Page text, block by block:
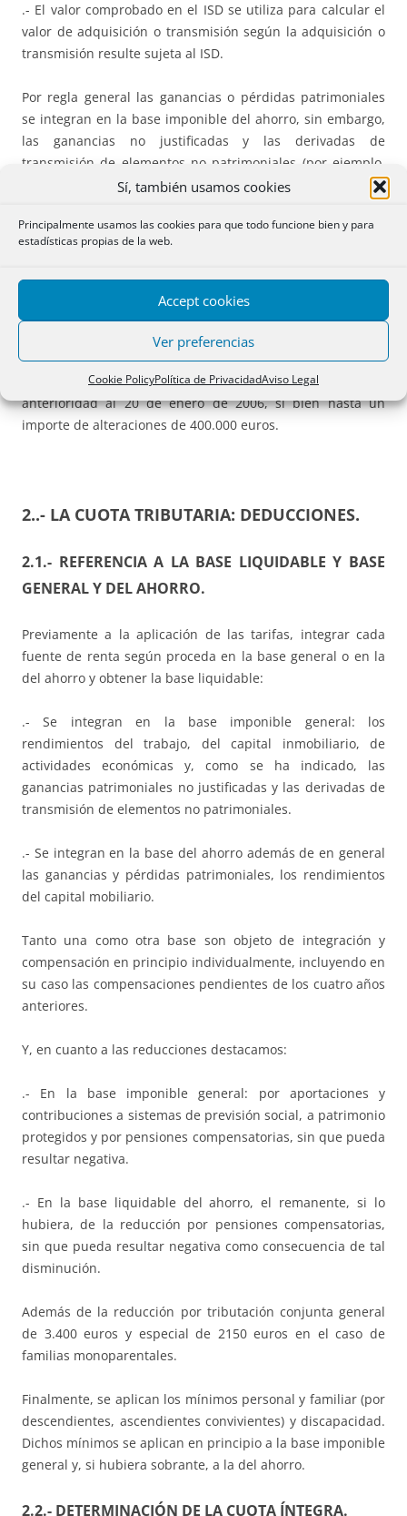
Sí, también usamos cookies
Principalmente usamos las cookies para que todo funcione bien y para
estadísticas propias de la web.
Accept cookies
Ver preferencias
Cookie PolicyPolítica de PrivacidadAviso Legal
.- El valor comprobado en el ISD se utiliza para calcular el
valor de adquisición o transmisión según la adquisición o
transmisión resulte sujeta al ISD.
Por regla general las ganancias o pérdidas patrimoniales
se integran en la base imponible del ahorro, sin embargo,
las ganancias no justificadas y las derivadas de
transmisión de elementos no patrimoniales (por ejemplo,
prima en opción de compra, los premios) se integran en la
Finalmente, hay que indicar que, de acuerdo con la DT 9ª
de la transmisión de elementos patrimoniales no afectos a
actividades económicas, adquiridos antes de 31 de
diciembre de 1994, les serán de aplicación los coeficientes
reductores establecidos en la anterior normativa del
Impuesto a la parte de ganancia generada con
anterioridad al 20 de enero de 2006, si bien hasta un
importe de alteraciones de 400.000 euros.
2..- LA CUOTA TRIBUTARIA: DEDUCCIONES.
2.1.- REFERENCIA A LA BASE LIQUIDABLE Y BASE
GENERAL Y DEL AHORRO.
Previamente a la aplicación de las tarifas, integrar cada
fuente de renta según proceda en la base general o en la
del ahorro y obtener la base liquidable:
.- Se integran en la base imponible general: los
rendimientos del trabajo, del capital inmobiliario, de
actividades económicas y, como se ha indicado, las
ganancias patrimoniales no justificadas y las derivadas de
transmisión de elementos no patrimoniales.
.- Se integran en la base del ahorro además de en general
las ganancias y pérdidas patrimoniales, los rendimientos
del capital mobiliario.
Tanto una como otra base son objeto de integración y
compensación en principio individualmente, incluyendo en
su caso las compensaciones pendientes de los cuatro años
anteriores.
Y, en cuanto a las reducciones destacamos:
.- En la base imponible general: por aportaciones y
contribuciones a sistemas de previsión social, a patrimonio
protegidos y por pensiones compensatorias, sin que pueda
resultar negativa.
.- En la base liquidable del ahorro, el remanente, si lo
hubiera, de la reducción por pensiones compensatorias,
sin que pueda resultar negativa como consecuencia de tal
disminución.
Además de la reducción por tributación conjunta general
de 3.400 euros y especial de 2150 euros en el caso de
familias monoparentales.
Finalmente, se aplican los mínimos personal y familiar (por
descendientes, ascendientes convivientes) y discapacidad.
Dichos mínimos se aplican en principio a la base imponible
general y, si hubiera sobrante, a la del ahorro.
2.2.- DETERMINACIÓN DE LA CUOTA ÍNTEGRA.